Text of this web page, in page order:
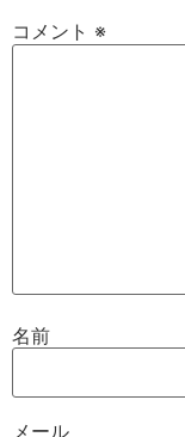
コメント ※
名前
メール